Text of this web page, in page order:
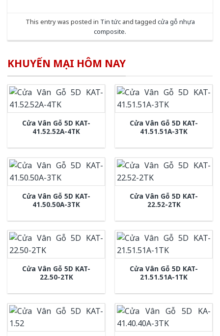
This entry was posted in Tin tứcand tagged cửa gỗ nhựa
composite.
KHUYẾN MẠI HÔM NAY
Cửa Vân Gỗ 5D KAT-
41.52.52A-4TK
Cửa Vân Gỗ 5D KAT-
41.51.51A-3TK
Cửa Vân Gỗ 5D KAT-
41.50.50A-3TK
Cửa Vân Gỗ 5D KAT-
22.52-2TK
Cửa Vân Gỗ 5D KAT-
22.50-2TK
Cửa Vân Gỗ 5D KAT-
21.51.51A-1TK